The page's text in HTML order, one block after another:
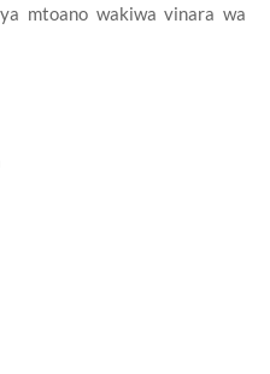
mtoano wakiwa vinara wa